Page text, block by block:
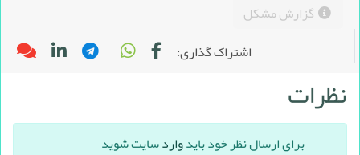
گزارش مشکل
اشتراک گذاری:
نظرات
برای ارسال نظر خود بایدواردسایت شوید